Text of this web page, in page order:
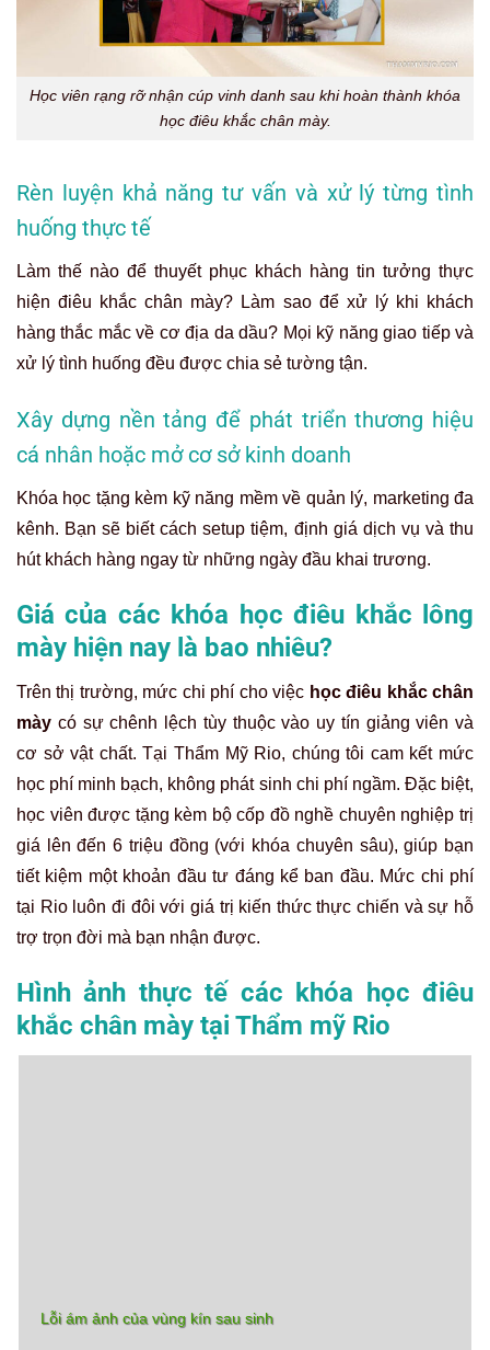
Học viên rạng rỡ nhận cúp vinh danh sau khi hoàn thành khóa
học điêu khắc chân mày.
Rèn luyện khả năng tư vấn và xử lý từng tình
huống thực tế
Làm thế nào để thuyết phục khách hàng tin tưởng thực
hiện điêu khắc chân mày? Làm sao để xử lý khi khách
hàng thắc mắc về cơ địa da dầu? Mọi kỹ năng giao tiếp và
xử lý tình huống đều được chia sẻ tường tận.
Xây dựng nền tảng để phát triển thương hiệu
cá nhân hoặc mở cơ sở kinh doanh
Khóa học tặng kèm kỹ năng mềm về quản lý, marketing đa
kênh. Bạn sẽ biết cách setup tiệm, định giá dịch vụ và thu
hút khách hàng ngay từ những ngày đầu khai trương.
Giá của các khóa học điêu khắc lông
mày hiện nay là bao nhiêu?
Trên thị trường, mức chi phí cho việc học điêu khắc chân
mày có sự chênh lệch tùy thuộc vào uy tín giảng viên và
cơ sở vật chất. Tại Thẩm Mỹ Rio, chúng tôi cam kết mức
học phí minh bạch, không phát sinh chi phí ngầm. Đặc biệt,
học viên được tặng kèm bộ cốp đồ nghề chuyên nghiệp trị
giá lên đến 6 triệu đồng (với khóa chuyên sâu), giúp bạn
tiết kiệm một khoản đầu tư đáng kể ban đầu. Mức chi phí
tại Rio luôn đi đôi với giá trị kiến thức thực chiến và sự hỗ
trợ trọn đời mà bạn nhận được.
Hình ảnh thực tế các khóa học điêu
khắc chân mày tại Thẩm mỹ Rio
Lỗi ám ảnh của vùng kín sau sinh